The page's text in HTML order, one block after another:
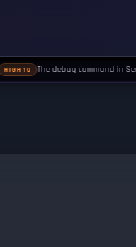
10 The debug command in